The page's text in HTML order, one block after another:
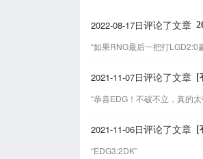
2022-08-17日评论了文章
“如果RNG最后一把打LGD2:0
2021-11-07日评论了文章 [
“恭喜EDG！不破不立，真的太
2021-11-06日评论了文章 [
“EDG3:2DK”